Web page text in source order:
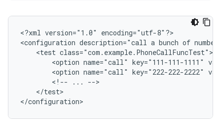
<?xml version="1.0" encoding="utf-8"?>
<configuration description="call a bunch of
    <test class="com.example.PhoneCallFuncTest">
<option name="call" key="111-111-1111"
<option name="call" key="222-222-2222"
        <!-- ... -->
    </test>
</configuration>